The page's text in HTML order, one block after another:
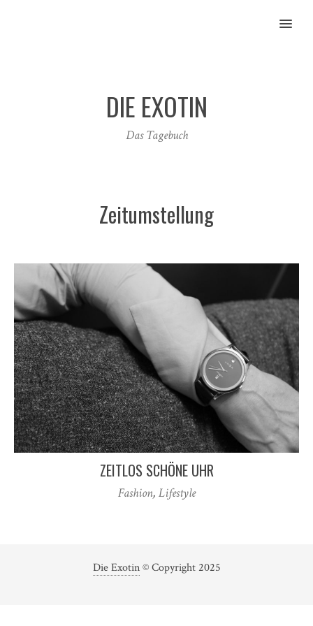
MENU
DIE EXOTIN
Das Tagebuch
Zeitumstellung
ZEITLOS SCHÖNE UHR
Fashion, Lifestyle
Die Exotin© Copyright 2025